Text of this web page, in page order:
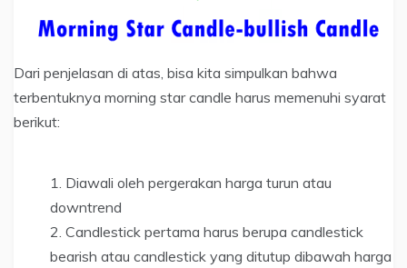
Dari penjelasan di atas, bisa kita simpulkan bahwa
terbentuknya morning star candle harus memenuhi syarat
berikut:
Diawali oleh pergerakan harga turun atau
downtrend
Candlestick pertama harus berupa candlestick
bearish atau candlestick yang ditutup dibawah harga